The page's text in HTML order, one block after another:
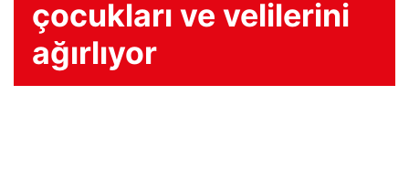
çocukları ve velilerini
ağırlıyor